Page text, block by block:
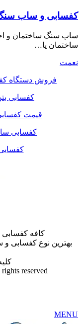
کفسابی و ساب سنگ
ساب سنگ ساختمان و
ساختمان یا…
نعمت
فروش دستگاه
کفسابی
قیمت
کفسابی
کافه کفسابی
بهترین نوع کفسابی و
reserved
MENU